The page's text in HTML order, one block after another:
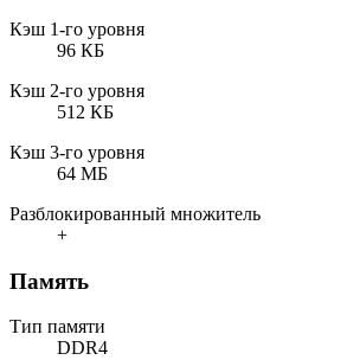
Кэш 1-го уровня
96 КБ
Кэш 2-го уровня
512 КБ
Кэш 3-го уровня
64 МБ
Разблокированный множитель
+
Память
Тип памяти
DDR4